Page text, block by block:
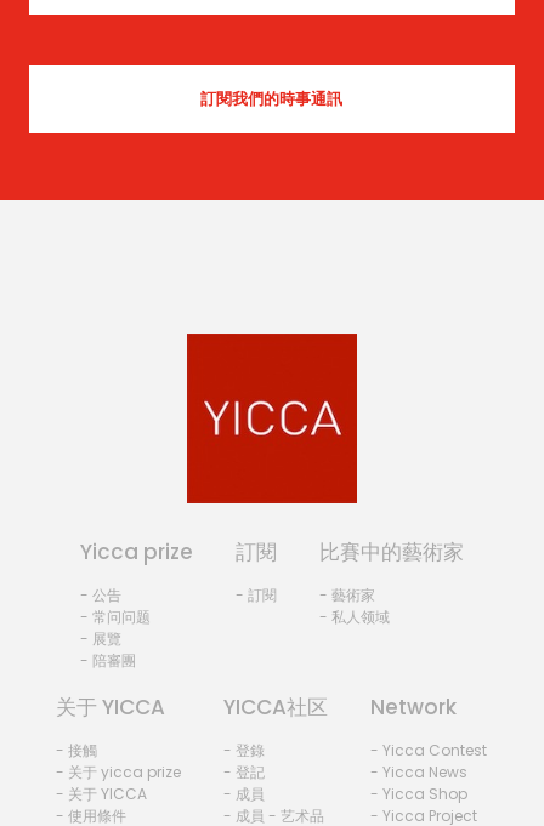
Yicca prize
- 公告
- 常问问题
- 展覽
- 陪審團
訂閱
- 訂閱
比賽中的藝術家
- 藝術家
- 私人领域
关于 YICCA
- 接觸
- 关于 yicca prize
- 关于 YICCA
- 使用條件
YICCA社区
- 登錄
- 登記
- 成員
- 成員 - 艺术品
Network
- Yicca Contest
- Yicca News
- Yicca Shop
- Yicca Project